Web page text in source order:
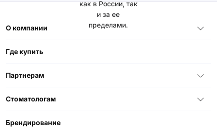
как в России, так
и за ее
пределами.
О компании
Где купить
Партнерам
Стоматологам
Брендирование